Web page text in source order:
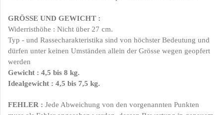
GRÖSSE UND GEWICHT :
Widerristhöhe : Nicht über 27 cm.
Typ - und Rassecharakteristika sind von höchster Bedeutung und
dürfen unter keinen Umständen allein der Grösse wegen geopfert
werden
Gewicht : 4,5 bis 8 kg.
Idealgewicht : 4,5 bis 7,5 kg.
FEHLER : Jede Abweichung von den vorgenannten Punkten